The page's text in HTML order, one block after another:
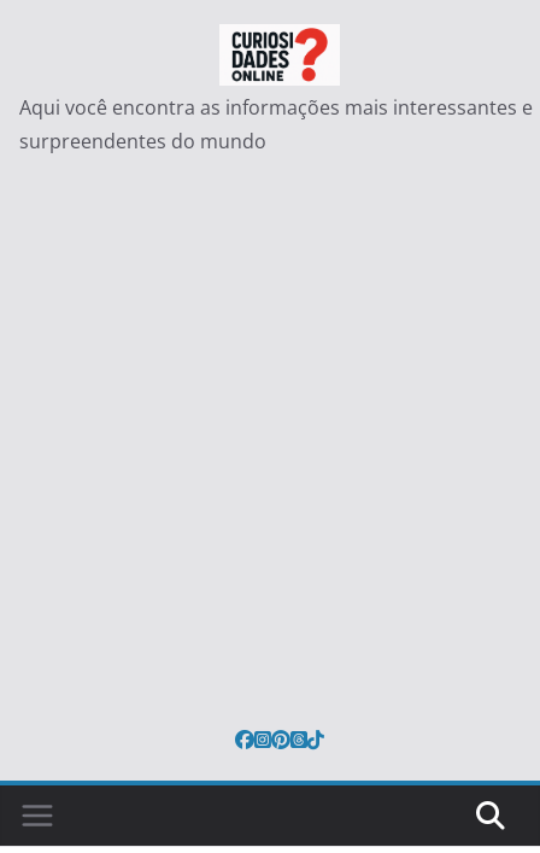
conteúdo
Aqui você encontra as informações mais interessantes e
surpreendentes do mundo